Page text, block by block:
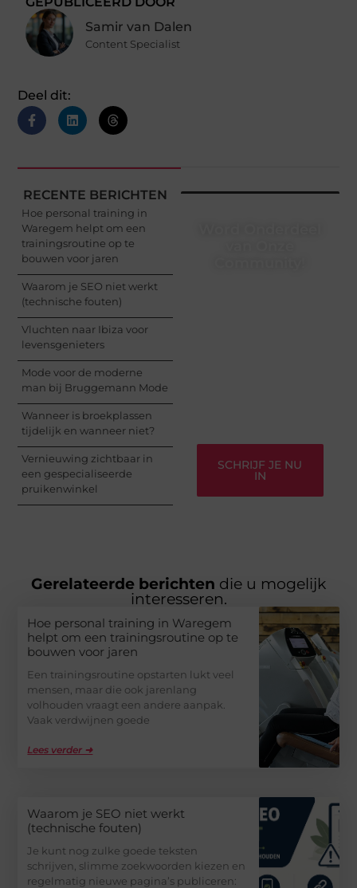
Samir van Dalen
Content Specialist
Deel dit:
RECENTE BERICHTEN
Hoe personal training in
Waregem helpt om een
trainingsroutine op te
bouwen voor jaren
Waarom je SEO niet werkt
(technische fouten)
Vluchten naar Ibiza voor
levensgenieters
Mode voor de moderne
man bij Bruggemann Mode
Wanneer is broekplassen
tijdelijk en wanneer niet?
Vernieuwing zichtbaar in
een gespecialiseerde
pruikenwinkel
SCHRIJF JE NU
IN
Gerelateerde berichten die u mogelijk
interesseren.
Hoe personal training in Waregem
helpt om een trainingsroutine op te
bouwen voor jaren
Een trainingsroutine opstarten lukt veel
mensen, maar die ook jarenlang
volhouden vraagt een andere aanpak.
Vaak verdwijnen goede
Lees verder ➜
Waarom je SEO niet werkt
(technische fouten)
Je kunt nog zulke goede teksten
schrijven, slimme zoekwoorden kiezen en
regelmatig nieuwe pagina’s publiceren: